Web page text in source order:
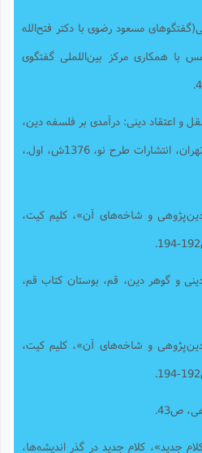
مسعود رضوی با دکتر فتح‌الله
با همکاری مرکز بین‌اللملی گفتگوی
و اعتقاد دینی: درآمدی بر فلسفه دین،
احمد نراقی و ابراهیم سلطانی، تهران، انتشارات طرح نو، 1376ش، اول.،
و شاخه‌های آن»، کلیم کیت،
و گوهر دین، قم، بوستان کتاب قم،
و شاخه‌های آن»، کلیم کیت،
ص43.
جدید»، کلام جدید در گذر اندیشه‌ها،